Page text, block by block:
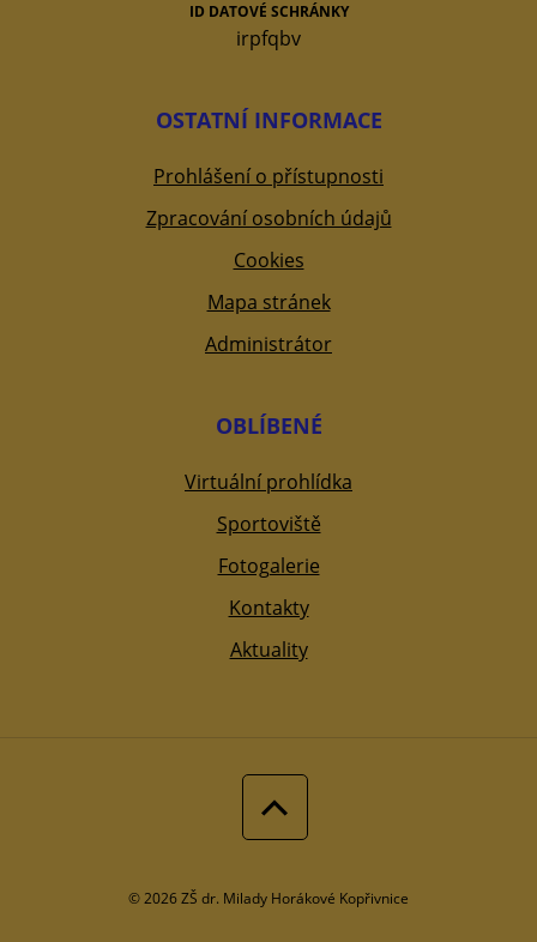
ID DATOVÉ SCHRÁNKY
irpfqbv
OSTATNÍ INFORMACE
Prohlášení o přístupnosti
Zpracování osobních údajů
Cookies
Mapa stránek
Administrátor
OBLÍBENÉ
Virtuální prohlídka
Sportoviště
Fotogalerie
Kontakty
Aktuality
© 2026 ZŠ dr. Milady Horákové Kopřivnice